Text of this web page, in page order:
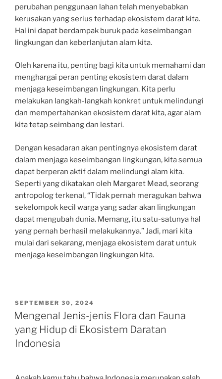
perubahan penggunaan lahan telah menyebabkan
kerusakan yang serius terhadap ekosistem darat kita.
Hal ini dapat berdampak buruk pada keseimbangan
lingkungan dan keberlanjutan alam kita.
Oleh karena itu, penting bagi kita untuk memahami dan
menghargai peran penting ekosistem darat dalam
menjaga keseimbangan lingkungan. Kita perlu
melakukan langkah-langkah konkret untuk melindungi
dan mempertahankan ekosistem darat kita, agar alam
kita tetap seimbang dan lestari.
Dengan kesadaran akan pentingnya ekosistem darat
dalam menjaga keseimbangan lingkungan, kita semua
dapat berperan aktif dalam melindungi alam kita.
Seperti yang dikatakan oleh Margaret Mead, seorang
antropolog terkenal, “Tidak pernah meragukan bahwa
sekelompok kecil warga yang sadar akan lingkungan
dapat mengubah dunia. Memang, itu satu-satunya hal
yang pernah berhasil melakukannya.” Jadi, mari kita
mulai dari sekarang, menjaga ekosistem darat untuk
menjaga keseimbangan lingkungan kita.
POSTED
ON
SEPTEMBER 30, 2024
Mengenal Jenis-jenis Flora dan Fauna
yang Hidup di Ekosistem Daratan
Indonesia